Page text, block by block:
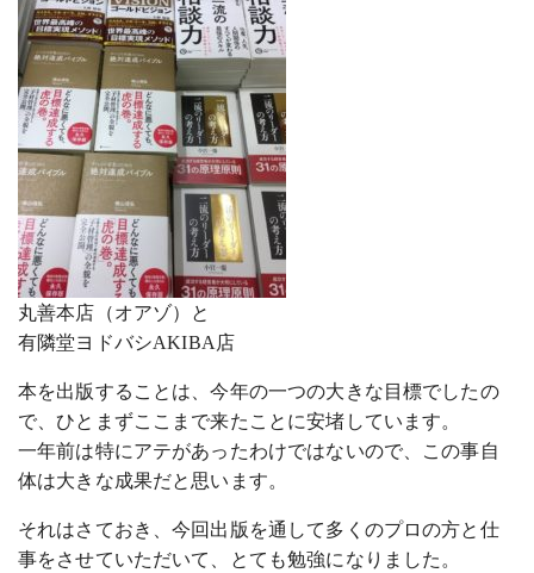
丸善本店（オアゾ）と
有隣堂ヨドバシAKIBA店
本を出版することは、今年の一つの大きな目標でしたの
で、ひとまずここまで来たことに安堵しています。
一年前は特にアテがあったわけではないので、この事自
体は大きな成果だと思います。
それはさておき、今回出版を通して多くのプロの方と仕
事をさせていただいて、とても勉強になりました。